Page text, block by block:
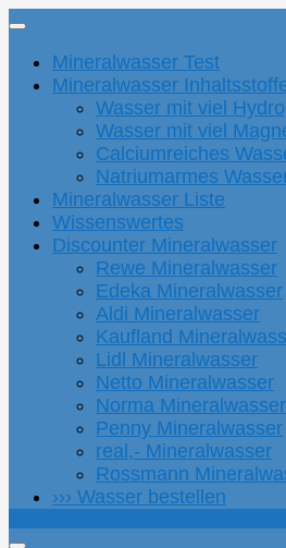
Mineralwasser Test
Mineralwasser
Wasser mit viel
Wasser mit viel
Calciumreiches
Natriumarmes
Mineralwasser Liste
Wissenswertes
Discounter Mineralwasser
Rewe Mineralwasser
Edeka Mineralwasser
Aldi Mineralwasser
Kaufland
Lidl Mineralwasser
Netto Mineralwasser
Norma Mineralwasser
Penny Mineralwasser
real,- Mineralwasser
Rossmann
››› Wasser bestellen